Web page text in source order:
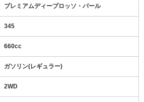
プレミアムディープロッソ・パール
345
660cc
ガソリン(レギュラー)
2WD